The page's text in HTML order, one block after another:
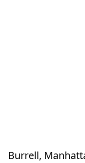
Burrell,